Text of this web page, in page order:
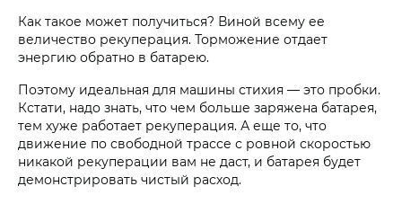
Как такое может получиться? Виной всему ее
величество рекуперация. Торможение отдает
энергию обратно в батарею.
Поэтому идеальная для машины стихия — это пробки.
Кстати, надо знать, что чем больше заряжена батарея,
тем хуже работает рекуперация. А еще то, что
движение по свободной трассе с ровной скоростью
никакой рекуперации вам не даст, и батарея будет
демонстрировать чистый расход.